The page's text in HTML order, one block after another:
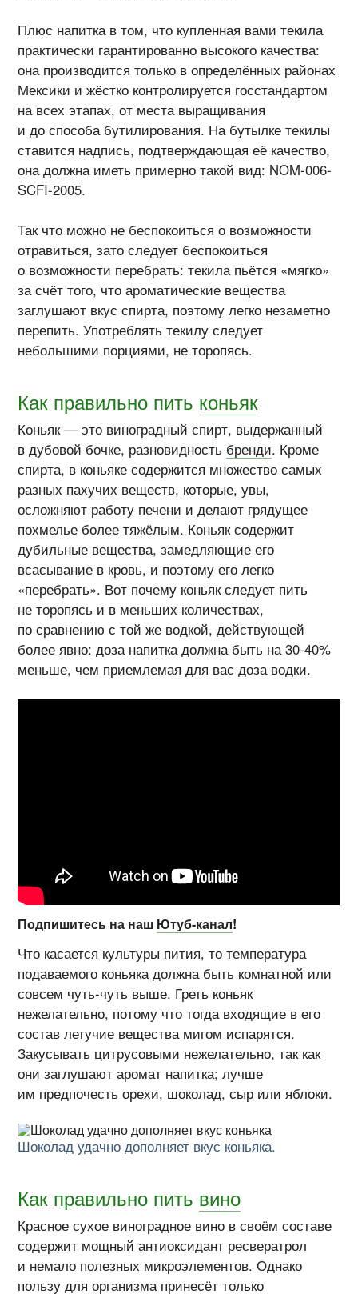
Плюс напитка в том, что купленная вами текила
практически гарантированно высокого качества:
она производится только в определённых районах
Мексики и жёстко контролируется госстандартом
на всех этапах, от места выращивания
и до способа бутилирования. На бутылке текилы
ставится надпись, подтверждающая её качество,
она должна иметь примерно такой вид: NOM-006-
SCFI-2005.
Так что можно не беспокоиться о возможности
отравиться, зато следует беспокоиться
о возможности перебрать: текила пьётся «мягко»
за счёт того, что ароматические вещества
заглушают вкус спирта, поэтому легко незаметно
перепить. Употреблять текилу следует
небольшими порциями, не торопясь.
Как правильно пить коньяк
Коньяк — это виноградный спирт, выдержанный
в дубовой бочке, разновидность бренди. Кроме
спирта, в коньяке содержится множество самых
разных пахучих веществ, которые, увы,
осложняют работу печени и делают грядущее
похмелье более тяжёлым. Коньяк содержит
дубильные вещества, замедляющие его
всасывание в кровь, и поэтому его легко
«перебрать». Вот почему коньяк следует пить
не торопясь и в меньших количествах,
по сравнению с той же водкой, действующей
более явно: доза напитка должна быть на 30-40%
меньше, чем приемлемая для вас доза водки.
Подпишитесь на наш Ютуб-канал!
Что касается культуры пития, то температура
подаваемого коньяка должна быть комнатной или
совсем чуть-чуть выше. Греть коньяк
нежелательно, потому что тогда входящие в его
состав летучие вещества мигом испарятся.
Закусывать цитрусовыми нежелательно, так как
они заглушают аромат напитка; лучше
им предпочесть орехи, шоколад, сыр или яблоки.
Шоколад удачно дополняет вкус коньяка.
Как правильно пить вино
Красное сухое виноградное вино в своём составе
содержит мощный антиоксидант ресвератрол
и немало полезных микроэлементов. Однако
пользу для организма принесёт только